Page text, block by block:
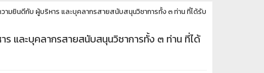
มยินดีกับ ผู้บริหาร และบุคลากรสายสนับสนุนวิชาการทั้ง ๓ ท่าน ที่ได้รับ
และบุคลากรสายสนับสนุนวิชาการทั้ง ๓ ท่าน ที่ได้